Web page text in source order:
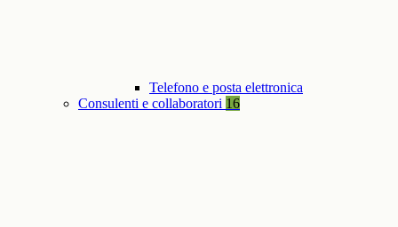
Telefono e posta elettronica
Consulenti e collaboratori 16